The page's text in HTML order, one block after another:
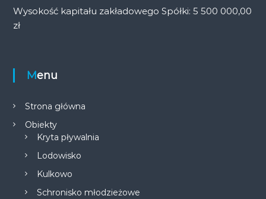
Wysokość kapitału zakładowego Spółki: 5 500 000,00
zł
Menu
Strona główna
Obiekty
Kryta pływalnia
Lodowisko
Kulkowo
Schronisko młodzieżowe